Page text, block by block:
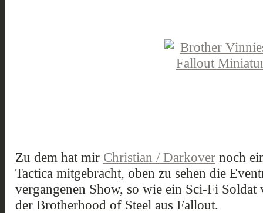
Zu dem hat mir Christian / Darkovernoch
Tactica mitgebracht, oben zu sehen die
vergangenen Show, so wie ein Sci-Fi
der Brotherhood of Steel aus Fallout.